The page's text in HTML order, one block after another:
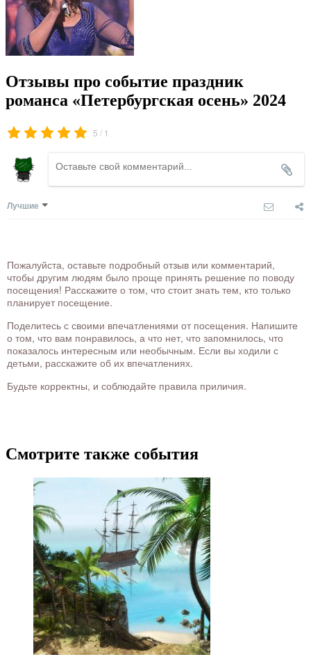
Отзывы про событие праздник
романса «Петербургская осень» 2024
5 / 1
Лучшие
Пожалуйста, оставьте подробный отзыв или комментарий,
чтобы другим людям было проще принять решение по поводу
посещения! Расскажите о том, что стоит знать тем, кто только
планирует посещение.
Поделитесь с своими впечатлениями от посещения. Напишите
о том, что вам понравилось, а что нет, что запомнилось, что
показалось интересным или необычным. Если вы ходили с
детьми, расскажите об их впечатлениях.
Будьте корректны, и соблюдайте правила приличия.
Смотрите также события